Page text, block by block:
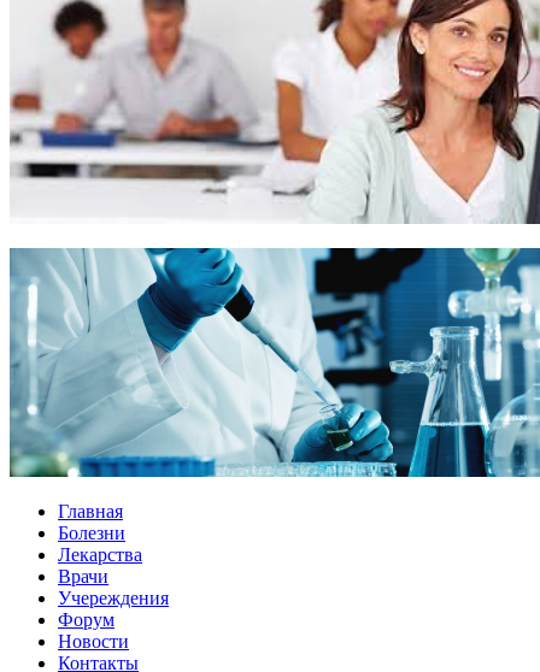
Главная
Болезни
Лекарства
Врачи
Учереждения
Форум
Новости
Контакты